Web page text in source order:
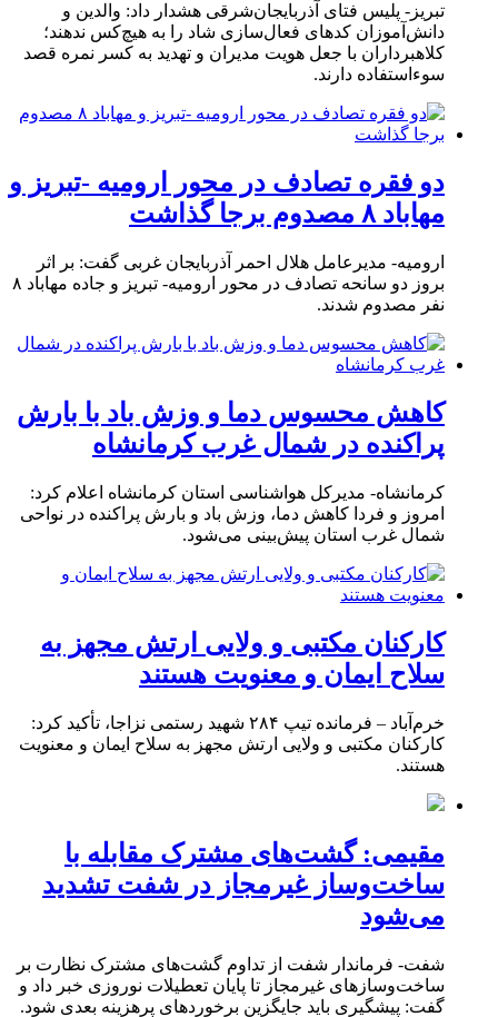
تبریز- پلیس فتای آذربایجان‌شرقی هشدار داد: والدین و
دانش‌آموزان کدهای فعال‌سازی شاد را به هیچ‌کس ندهند؛
کلاهبرداران با جعل هویت مدیران و تهدید به کسر نمره قصد
سوءاستفاده دارند.
دو فقره تصادف در محور ارومیه -تبریز و
مهاباد ۸ مصدوم برجا گذاشت
ارومیه- مدیرعامل هلال احمر آذربایجان غربی گفت: بر اثر
بروز دو سانحه تصادف در محور ارومیه- تبریز و جاده مهاباد ۸
نفر مصدوم شدند.
کاهش محسوس دما و وزش باد با بارش
پراکنده در شمال غرب کرمانشاه
کرمانشاه- مدیرکل هواشناسی استان کرمانشاه اعلام کرد:
امروز و فردا کاهش دما، وزش باد و بارش پراکنده در نواحی
شمال غرب استان پیش‌بینی می‌شود.
کارکنان مکتبی و ولایی ارتش مجهز به
سلاح ایمان و معنویت هستند
خرم‌آباد – فرمانده تیپ ۲۸۴ شهید رستمی نزاجا، تأکید کرد:
کارکنان مکتبی و ولایی ارتش مجهز به سلاح ایمان و معنویت
هستند.
مقیمی: گشت‌های مشترک مقابله با
ساخت‌وساز غیرمجاز در شفت تشدید
می‌شود
شفت- فرماندار شفت از تداوم گشت‌های مشترک نظارت بر
ساخت‌وسازهای غیرمجاز تا پایان تعطیلات نوروزی خبر داد و
گفت: پیشگیری باید جایگزین برخوردهای پرهزینه بعدی شود.